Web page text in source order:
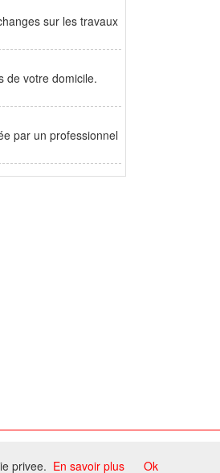
sur les travaux
de votre domicile.
par un professionnel
privee. En savoir plus Ok